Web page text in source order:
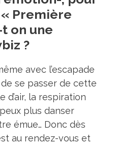
Première
on une
?
avec l’escapade
se passer de cette
d’air, la respiration
plus danser
émue… Donc dès
au rendez-vous et